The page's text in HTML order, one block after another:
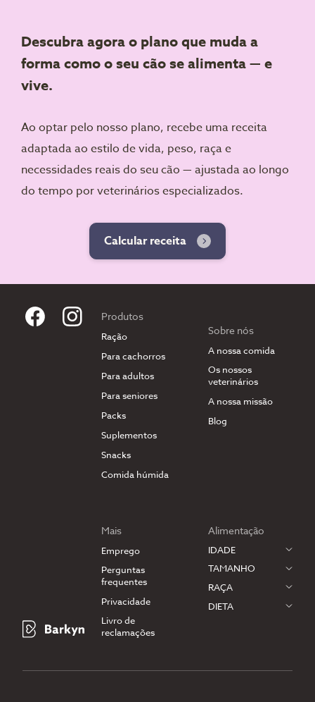
Descubra agora o plano que muda a
forma como o seu cão se alimenta — e
vive.
Ao optar pelo nosso plano, recebe uma receita
adaptada ao estilo de vida, peso, raça e
necessidades reais do seu cão — ajustada ao longo
do tempo por veterinários especializados.
Calcular receita
Produtos
Ração
Para cachorros
Para adultos
Para seniores
Packs
Suplementos
Snacks
Comida húmida
Sobre nós
A nossa comida
Os nossos
veterinários
A nossa missão
Blog
Mais
Emprego
Perguntas
frequentes
Privacidade
Livro de
reclamações
Alimentação
IDADE
TAMANHO
RAÇA
DIETA